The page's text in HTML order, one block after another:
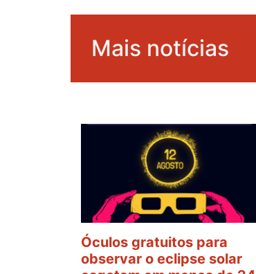
Mais notícias
Óculos gratuitos para
observar o eclipse solar